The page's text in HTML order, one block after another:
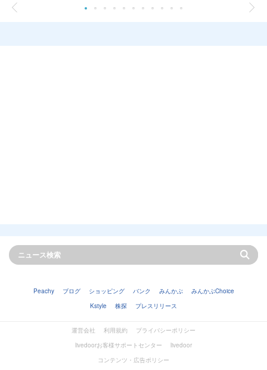
Peachy ブログ ショッピング バンク みんかぶ
みんかぶChoice
Kstyle
株探 プレスリリース
運営会社 利用規約
プライバシーポリシー
livedoorお客様サポートセンター
livedoor
コンテンツ・広告ポリシー